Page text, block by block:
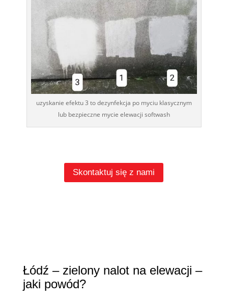
uzyskanie efektu 3 to dezynfekcja po myciu klasycznym
lub bezpieczne mycie elewacji softwash
Skontaktuj się z nami
Łódź – zielony nalot na elewacji –
jaki powód?